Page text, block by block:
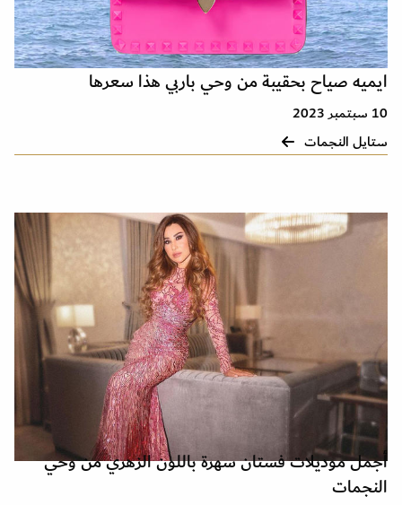
ايميه صياح بحقيبة من وحي باربي هذا سعرها
10 سبتمبر 2023
ستايل النجمات
أجمل موديلات فستان سهرة باللون الزهري من وحي
النجمات